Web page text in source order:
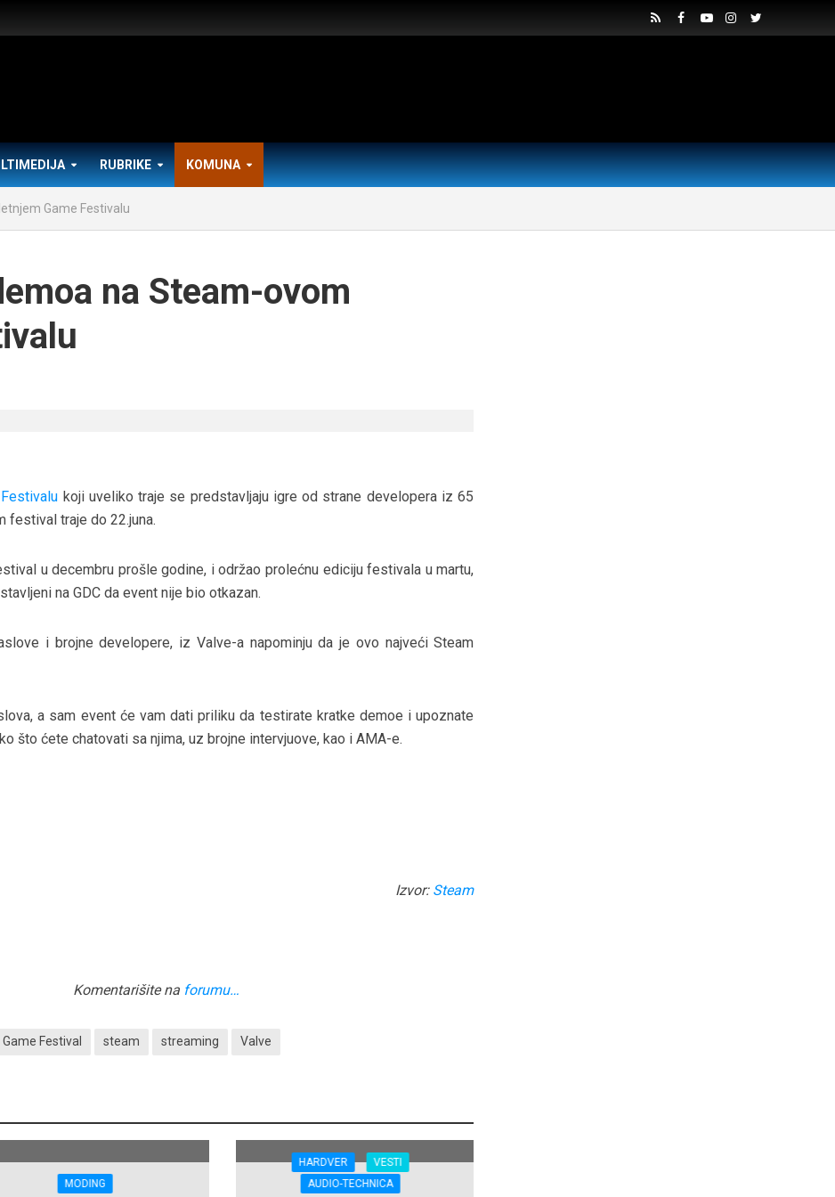
RUBRIKE KOMUNA
Game Festivalu
na Steam-ovom
koji uveliko traje se predstavljaju igre od strane developera iz 65
festival traje do 22.juna.
u decembru prošle godine, i održao prolećnu ediciju festivala u martu,
na GDC da event nije bio otkazan.
i brojne developere, iz Valve-a napominju da je ovo najveći Steam
a sam event će vam dati priliku da testirate kratke demoe i upoznate
što ćete chatovati sa njima, uz brojne intervjuove, kao i AMA-e.
Izvor: Steam
Komentarišite na forumu…
Game Festival steam streaming Valve
MODING
HARDVER
VESTI
AUDIO-TECHNICA